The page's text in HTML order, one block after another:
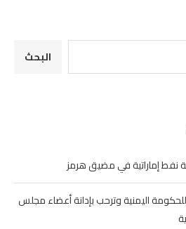
البحث
نفط إماراتية في مضيق هرمز
اليمنية وترحب بإدانة أعضاء مجلس